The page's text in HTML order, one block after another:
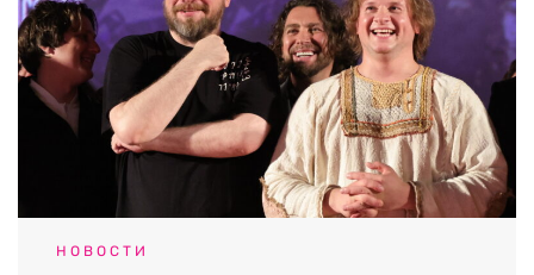
НОВОСТИ